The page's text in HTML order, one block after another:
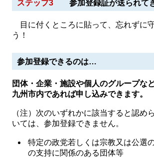
ステップ3 参加登録証が送られて
目に付くところに貼って、忘れずに
う！
参加登録できるのは…
団体・企業・施設や個人のグループな
九州市内であれば申し込みできます。
（注）次のいずれかに該当すると認め
いては、参加登録できません。
特定の政党若しくは宗教又は公選
の支持に関係のある団体等